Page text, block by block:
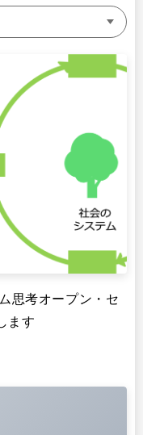
思考オープン・セ
ます